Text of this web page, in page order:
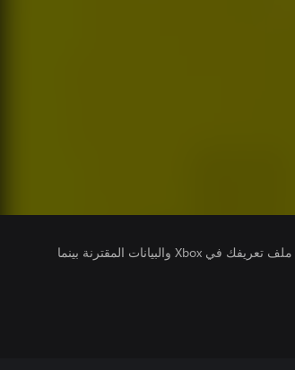
يتلقى ناشرو الألعاب التي تقوم بتشغيلها وصولاً إلى معلومات ملف تعريفك في Xbox والبيانات المقترنة بينما